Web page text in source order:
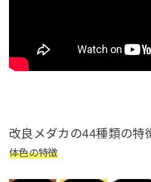
改良メダカの44種類の特
体色の特徴